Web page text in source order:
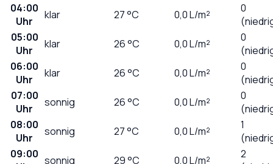
04:00
Uhr
klar 27°C 0,0L/m²
0
05:00
Uhr
klar 26°C 0,0L/m²
0
06:00
Uhr
klar 26°C 0,0L/m²
0
07:00
Uhr
sonnig 26°C 0,0L/m²
0
08:00
Uhr
sonnig 27°C 0,0L/m²
1
09:00 sonnig 29°C 0,0L/m²
2